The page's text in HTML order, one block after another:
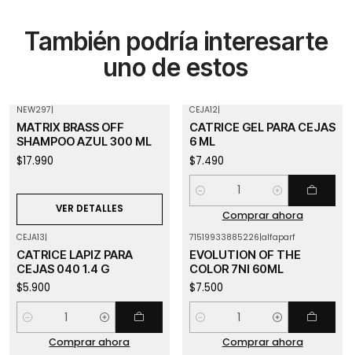
También podría interesarte
uno de estos
NEW297|
MATRIX BRASS OFF
SHAMPOO AZUL 300 ML
$17.990
VER DETALLES
CEJA12|
CATRICE GEL PARA CEJAS
6 ML
$7.490
Cantidad
Comprar ahora
CEJA13|
CATRICE LAPIZ PARA
CEJAS 040 1.4 G
$5.900
Cantidad
Comprar ahora
71519933885226|alfaparf
EVOLUTION OF THE
COLOR 7NI 60ML
$7.500
Cantidad
Comprar ahora